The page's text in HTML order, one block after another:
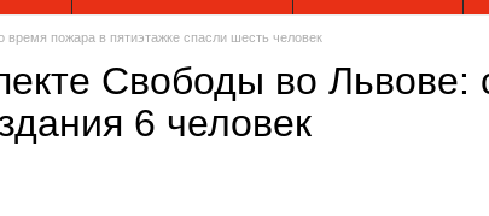
время пожара в пятиэтажке спасли шесть человек
Свободы во Львове:
6 человек